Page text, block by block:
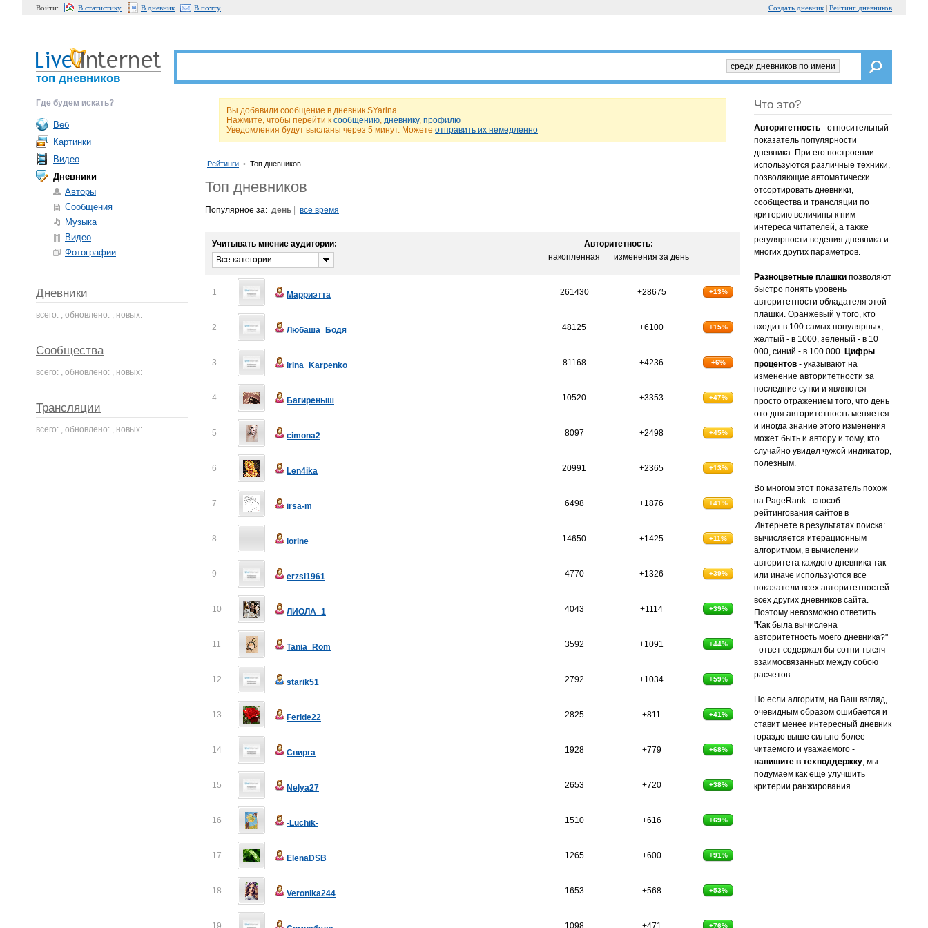
Войти: В статистику В дневник В почту Создать дневник | Рейтинг дневников
среди дневников по имени
топ дневников
Вы добавили сообщение в дневник SYarina.
Нажмите, чтобы перейти к сообщению, дневнику, профилю
Уведомления будут высланы через 5 минут. Можете отправить их немедленно
Рейтинги • Топ дневников
Топ дневников
Популярное за: день все время
Учитывать мнение аудитории:
Авторитетность:
Все категории
накопленная изменения за день
1 Марриэтта 261430 +28675 +13%
2 Любаша_Бодя 48125 +6100 +15%
3 Irina_Karpenko 81168 +4236 +6%
4 Багиреныш 10520 +3353 +47%
5 cimona2 8097 +2498 +45%
6 Len4ika 20991 +2365 +13%
7 irsa-m 6498 +1876 +41%
8 lorine 14650 +1425 +11%
9 erzsi1961 4770 +1326 +39%
10 ЛИОЛА_1 4043 +1114 +39%
11 Tania_Rom 3592 +1091 +44%
12 starik51 2792 +1034 +59%
13 Feride22 2825 +811 +41%
14 Свирга 1928 +779 +68%
15 Nelya27 2653 +720 +38%
16 -Luchik- 1510 +616 +69%
17 ElenaDSB 1265 +600 +91%
18 Veronika244 1653 +568 +53%
19 1098 +471 +76%
Что это?
Авторитетность - относительный
показатель популярности
дневника. При его построении
используются различные техники,
позволяющие автоматически
отсортировать дневники,
сообщества и трансляции по
критерию величины к ним
интереса читателей, а также
регулярности ведения дневника и
многих других параметров.
Разноцветные плашки позволяют
быстро понять уровень
авторитетности обладателя этой
плашки. Оранжевый у того, кто
входит в 100 самых популярных,
желтый - в 1000, зеленый - в 10
000, синий - в 100 000. Цифры
процентов - указывают на
изменение авторитетности за
последние сутки и являются
просто отражением того, что день
ото дня авторитетность меняется
и иногда знание этого изменения
может быть и автору и тому, кто
случайно увидел чужой индикатор,
полезным.
Во многом этот показатель похож
на PageRank - способ
рейтингования сайтов в
Интернете в результатах поиска:
вычисляется итерационным
алгоритмом, в вычислении
авторитета каждого дневника так
или иначе используются все
показатели всех авторитетностей
всех других дневников сайта.
Поэтому невозможно ответить
"Как была вычислена
авторитетность моего дневника?"
- ответ содержал бы сотни тысяч
взаимосвязанных между собою
расчетов.
Но если алгоритм, на Ваш взгляд,
очевидным образом ошибается и
ставит менее интересный дневник
гораздо выше сильно более
читаемого и уважаемого -
напишите в техподдержку, мы
подумаем как еще улучшить
критерии ранжирования.
Где будем искать?
Веб
Картинки
Видео
Дневники
Авторы
Сообщения
Музыка
Видео
Фотографии
Дневники
всего: , обновлено: , новых:
Сообщества
всего: , обновлено: , новых:
Трансляции
всего: , обновлено: , новых: